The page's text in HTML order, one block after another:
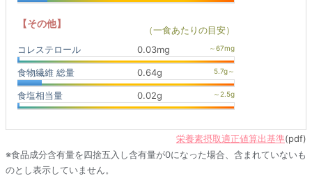
【その他】
（一食あたりの目安）
コレステロール
0.03mg
食物繊維 総量 0.64g
食塩相当量 0.02g
栄養素摂取適正値算出基準(pdf)
※食品成分含有量を四捨五入し含有量が0になった場合、含まれていないも
のとし表示していません。